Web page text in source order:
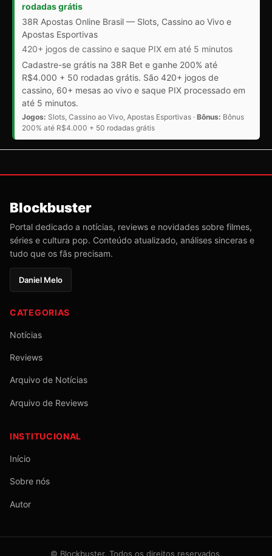
rodadas grátis
38R Apostas Online Brasil — Slots, Cassino ao Vivo e
Apostas Esportivas
420+ jogos de cassino e saque PIX em até 5 minutos
Cadastre-se grátis na 38R Bet e ganhe 200% até
R$4.000 + 50 rodadas grátis. São 420+ jogos de
cassino, 60+ mesas ao vivo e saque PIX processado em
até 5 minutos.
Jogos: Slots, Cassino ao Vivo, Apostas Esportivas · Bônus: Bônus
200% até R$4.000 + 50 rodadas grátis
Blockbuster
Portal dedicado a notícias, reviews e novidades sobre filmes,
séries e cultura pop. Conteúdo atualizado, análises sinceras e
tudo que os fãs precisam.
Daniel Melo
CATEGORIAS
Notícias
Reviews
Arquivo de Notícias
Arquivo de Reviews
INSTITUCIONAL
Início
Sobre nós
Autor
© Blockbuster. Todos os direitos reservados.